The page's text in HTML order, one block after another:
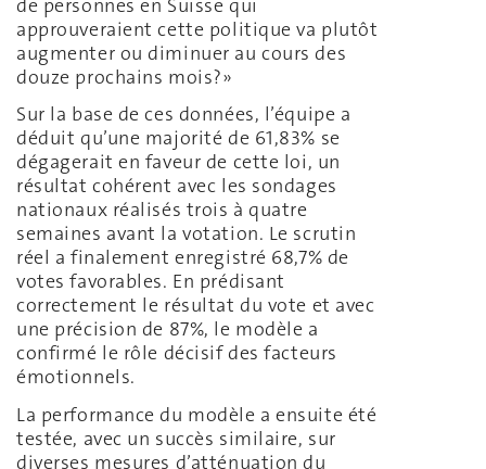
approuveraient cette politique va plutôt
augmenter ou diminuer au cours des
douze prochains mois?»
Sur la base de ces données, l’équipe a
déduit qu’une majorité de 61,83% se
dégagerait en faveur de cette loi, un
résultat cohérent avec les sondages
nationaux réalisés trois à quatre
semaines avant la votation. Le scrutin
réel a finalement enregistré 68,7% de
votes favorables. En prédisant
correctement le résultat du vote et avec
une précision de 87%, le modèle a
confirmé le rôle décisif des facteurs
émotionnels.
La performance du modèle a ensuite été
testée, avec un succès similaire, sur
diverses mesures d’atténuation du